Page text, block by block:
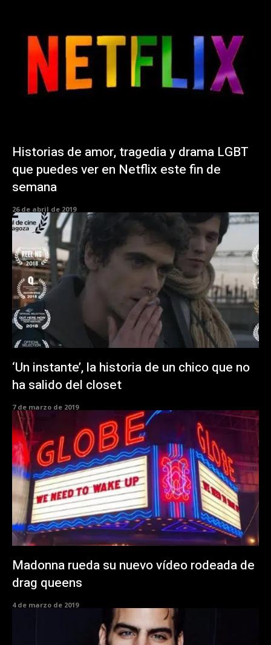
Historias de amor, tragedia y drama LGBT
que puedes ver en Netflix este fin de
semana
26 de abril de 2019
‘Un instante’, la historia de un chico que no
ha salido del closet
7 de marzo de 2019
Madonna rueda su nuevo vídeo rodeada de
drag queens
4 de marzo de 2019